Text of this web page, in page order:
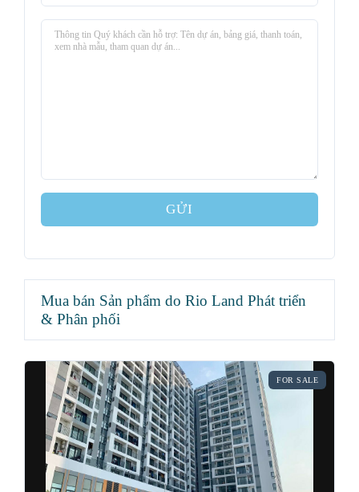
GỬI
Mua bán Sản phẩm do Rio Land Phát triển
& Phân phối
FOR SALE